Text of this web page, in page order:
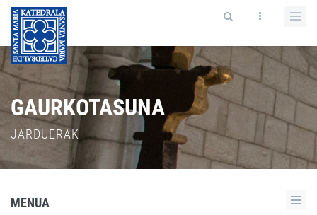
GAURKOTASUNA
JARDUERAK
MENUA